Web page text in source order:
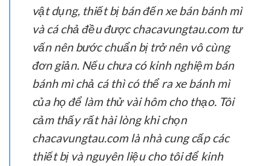
vật dụng, thiết bị bán đến xe bán bánh mì
và cá chả đều được chacavungtau.com tư
vấn nên bước chuẩn bị trở nên vô cùng
đơn giản. Nếu chưa có kinh nghiệm bán
bánh mì chả cá thì có thể ra xe bánh mì
của họ để làm thử vài hôm cho thạo. Tôi
cảm thấy rất hài lòng khi chọn
chacavungtau.com là nhà cung cấp các
thiết bị và nguyên liệu cho tôi để kinh